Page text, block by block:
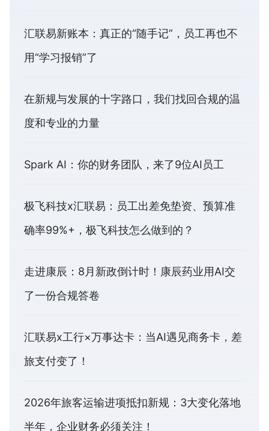
汇联易新账本：真正的“随手记”，员工再也不
用“学习报销”了
在新规与发展的十字路口，我们找回合规的温
度和专业的力量
Spark AI：你的财务团队，来了9位AI员工
极飞科技x汇联易：员工出差免垫资、预算准
确率99%+，极飞科技怎么做到的？
走进康辰：8月新政倒计时！康辰药业用AI交
了一份合规答卷
汇联易x工行×万事达卡：当AI遇见商务卡，差
旅支付变了！
2026年旅客运输进项抵扣新规：3大变化落地
半年，企业财务必须关注！